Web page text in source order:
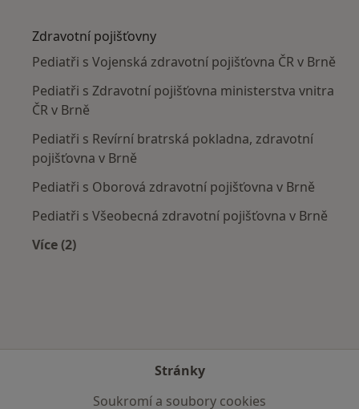
Zdravotní pojišťovny
Pediatři s Vojenská zdravotní pojišťovna ČR v Brně
Pediatři s Zdravotní pojišťovna ministerstva vnitra
ČR v Brně
Pediatři s Revírní bratrská pokladna, zdravotní
pojišťovna v Brně
Pediatři s Oborová zdravotní pojišťovna v Brně
Pediatři s Všeobecná zdravotní pojišťovna v Brně
Více (2)
Stránky
Soukromí a soubory cookies